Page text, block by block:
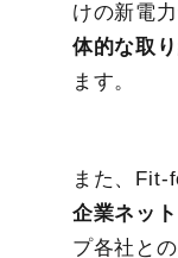
けの新電
体的な取
ます。
また、Fit-
企業ネッ
プ各社と